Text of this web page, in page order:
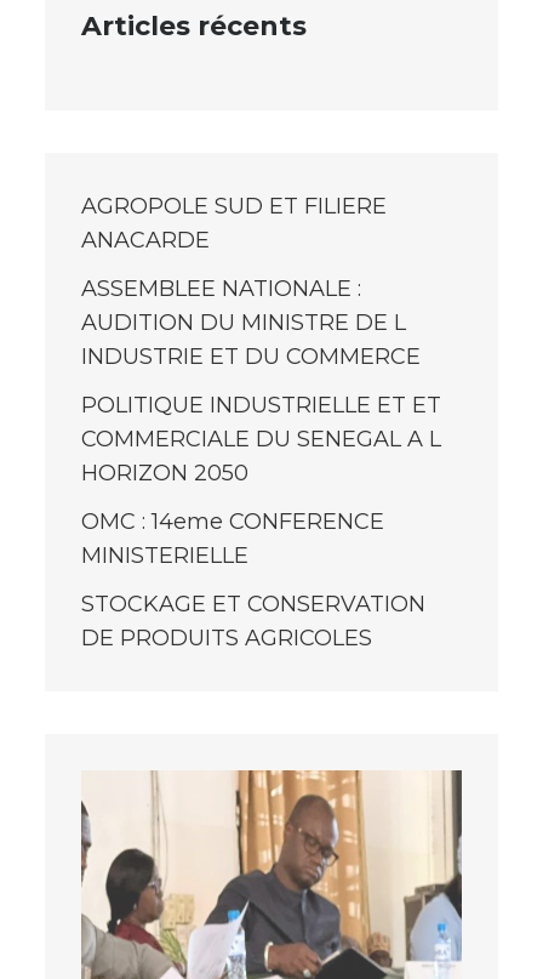
Articles récents
AGROPOLE SUD ET FILIERE
ANACARDE
ASSEMBLEE NATIONALE :
AUDITION DU MINISTRE DE L
INDUSTRIE ET DU COMMERCE
POLITIQUE INDUSTRIELLE ET ET
COMMERCIALE DU SENEGAL A L
HORIZON 2050
OMC : 14eme CONFERENCE
MINISTERIELLE
STOCKAGE ET CONSERVATION
DE PRODUITS AGRICOLES